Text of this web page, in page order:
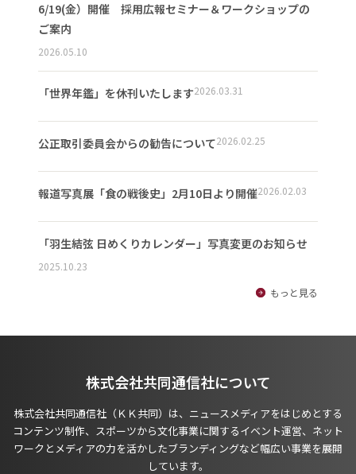
6/19(金）開催 採用広報セミナー＆ワークショップの
ご案内
2026.05.10
「世界年鑑」を休刊いたします2026.03.31
公正取引委員会からの勧告について2026.02.25
報道写真展「食の戦後史」2月10日より開催2026.02.03
「羽生結弦 日めくりカレンダー」写真変更のお知らせ
2025.10.23
もっと見る
株式会社共同通信社について
株式会社共同通信社（ＫＫ共同）は、ニュースメディアをはじめとする
コンテンツ制作、スポーツから文化事業に関するイベント運営、ネット
ワークとメディアの力を活かしたブランディングなど幅広い事業を展開
しています。